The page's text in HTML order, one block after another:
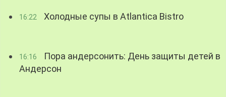
16:22 Холодные супы в Atlantica Bistro
16:16
Пора андерсонить: День защиты детей в
Андерсон